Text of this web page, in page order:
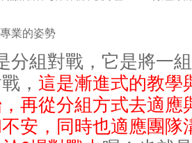
業的姿勢
分組對戰 ， 它是將一
， 這是漸進式的教學
， 再從分組方式去適應
安 ， 同時也適應團隊